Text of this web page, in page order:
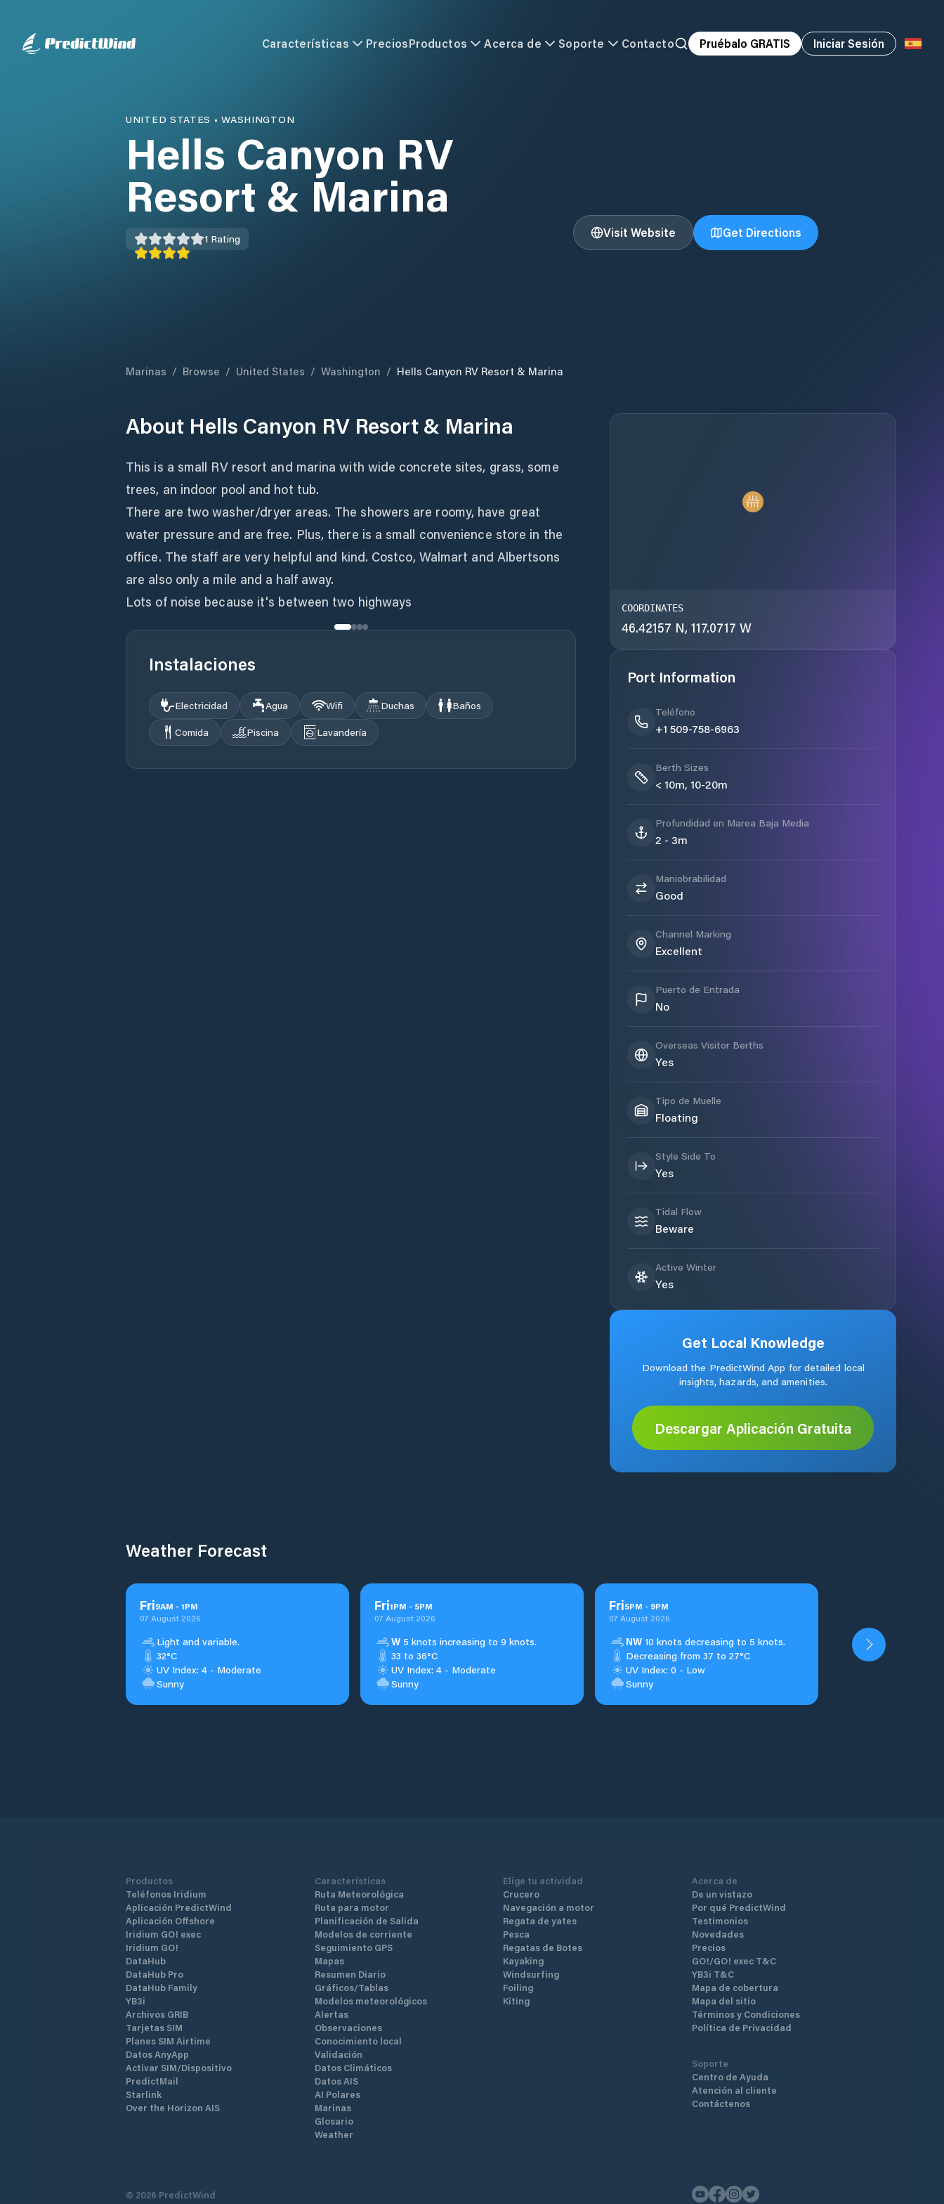
Características PreciosProductos Acerca de Soporte Contacto Pruébalo GRATIS Iniciar Sesión
UNITED STATES •WASHINGTON
Hells Canyon RV
Resort & Marina
1 Rating Visit Website Get Directions
Marinas / Browse / United States / Washington / Hells Canyon RV Resort & Marina
About Hells Canyon RV Resort & Marina
This is a small RV resort and marina with wide concrete sites, grass, some
trees, an indoor pool and hot tub.
There are two washer/dryer areas. The showers are roomy, have great
water pressure and are free. Plus, there is a small convenience store in the
office. The staff are very helpful and kind. Costco, Walmart and Albertsons
are also only a mile and a half away.
Lots of noise because it's between two highways
Instalaciones
Electricidad Agua Wifi Duchas
Baños
Comida
Piscina Lavandería
COORDINATES
46.42157 N, 117.0717 W
Port Information
Teléfono
+1 509-758-6963
Berth Sizes
< 10m, 10-20m
Profundidad en Marea Baja Media
2 - 3m
Maniobrabilidad
Good
Channel Marking
Excellent
Puerto de Entrada
No
Overseas Visitor Berths
Yes
Tipo de Muelle
Floating
Style Side To
Yes
Tidal Flow
Beware
Active Winter
Yes
Get Local Knowledge
Download the PredictWind App for detailed local
insights, hazards, and amenities.
Descargar Aplicación Gratuita
Weather Forecast
Fri9AM - 1PM
07 August 2026
Light and variable.
32°C
UV Index: 4 - Moderate
Sunny
Fri1PM - 5PM
07 August 2026
W 5 knots increasing to 9 knots.
33 to 36°C
UV Index: 4 - Moderate
Sunny
Fri5PM - 9PM
07 August 2026
NW 10 knots decreasing to 5 knots.
Decreasing from 37 to 27°C
UV Index: 0 - Low
Sunny
Productos
Teléfonos Iridium
Aplicación PredictWind
Aplicación Offshore
Iridium GO! exec
Iridium GO!
DataHub
DataHub Pro
DataHub Family
YB3i
Archivos GRIB
Tarjetas SIM
Planes SIM Airtime
Datos AnyApp
Activar SIM/Dispositivo
PredictMail
Starlink
Over the Horizon AIS
Características
Ruta Meteorológica
Ruta para motor
Planificación de Salida
Modelos de corriente
Seguimiento GPS
Mapas
Resumen Diario
Gráficos/Tablas
Modelos meteorológicos
Alertas
Observaciones
Conocimiento local
Validación
Datos Climáticos
Datos AIS
AI Polares
Marinas
Glosario
Weather
Elige tu actividad
Crucero
Navegación a motor
Regata de yates
Pesca
Regatas de Botes
Kayaking
Windsurfing
Foiling
Kiting
Acerca de
De un vistazo
Por qué PredictWind
Testimonios
Novedades
Precios
GO!/GO! exec T&C
YB3i T&C
Mapa de cobertura
Mapa del sitio
Términos y Condiciones
Política de Privacidad
Soporte
Centro de Ayuda
Atención al cliente
Contáctenos
© 2026 PredictWind